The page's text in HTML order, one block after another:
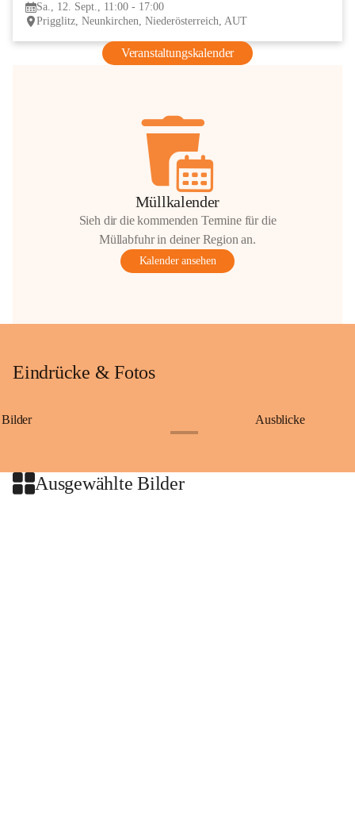
Sa., 12. Sept., 11:00 - 17:00
Prigglitz, Neunkirchen, Niederösterreich, AUT
Veranstaltungskalender
Müllkalender
Sieh dir die kommenden Termine für die
Müllabfuhr in deiner Region an.
Kalender ansehen
Eindrücke & Fotos
Bilder Ausblicke
Ausgewählte Bilder